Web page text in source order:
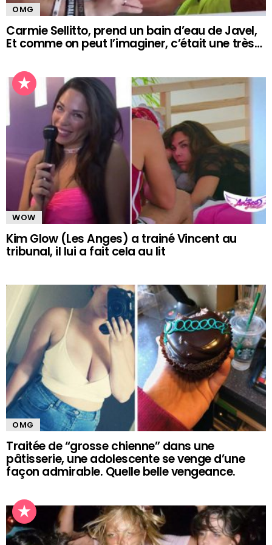
OMG
Carmie Sellitto, prend un bain d’eau de Javel,
Et comme on peut l’imaginer, c’était une très…
WOW
Kim Glow (Les Anges) a trainé Vincent au
tribunal, il lui a fait cela au lit
OMG
Traitée de “grosse chienne” dans une
pâtisserie, une adolescente se venge d’une
façon admirable. Quelle belle vengeance.